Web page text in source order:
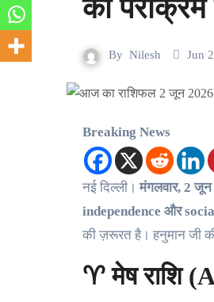
को
By Nilesh Jun
Breaking News
नई दिल्ली। मंगलवार, 2
independence और
की ज़रूरत है। हनुमान जी
♈ मेष राशि